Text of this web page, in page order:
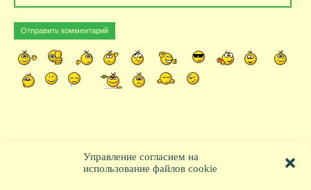
Управление согласием на
использование файлов cookie